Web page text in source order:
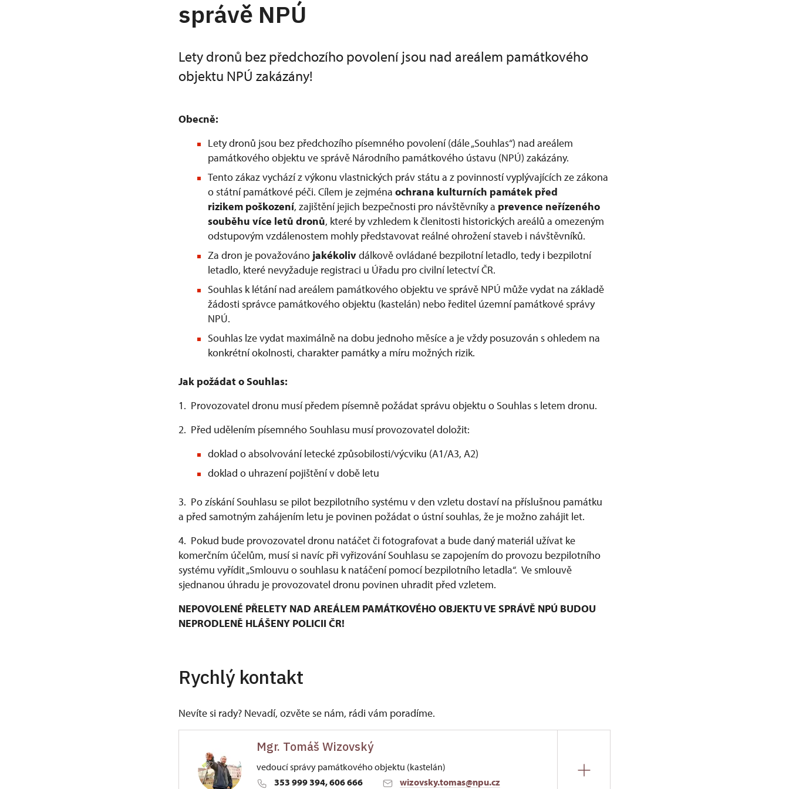
správě NPÚ
Lety dronů bez předchozího povolení jsou nad areálem památkového
objektu NPÚ zakázány!
Obecně:
Lety dronů jsou bez předchozího písemného povolení (dále „Souhlas“) nad areálem
památkového objektu ve správě Národního památkového ústavu (NPÚ) zakázány.
Tento zákaz vychází z výkonu vlastnických práv státu a z povinností vyplývajících ze zákona
o státní památkové péči. Cílem je zejména ochrana kulturních památek před
rizikem poškození, zajištění jejich bezpečnosti pro návštěvníky a prevence neřízeného
souběhu více letů dronů, které by vzhledem k členitosti historických areálů a omezeným
odstupovým vzdálenostem mohly představovat reálné ohrožení staveb i návštěvníků.
Za dron je považováno jakékolivdálkově ovládané bezpilotní letadlo, tedy i bezpilotní
letadlo, které nevyžaduje registraci u Úřadu pro civilní letectví ČR.
Souhlas k létání nad areálem památkového objektu ve správě NPÚ může vydat na základě
žádosti správce památkového objektu (kastelán) nebo ředitel územní památkové správy
NPÚ.
Souhlas lze vydat maximálně na dobu jednoho měsíce a je vždy posuzován s ohledem na
konkrétní okolnosti, charakter památky a míru možných rizik.
Jak požádat o Souhlas:
1. Provozovatel dronu musí předem písemně požádat správu objektu o Souhlas s letem dronu.
2. Před udělením písemného Souhlasu musí provozovatel doložit:
doklad o absolvování letecké způsobilosti/výcviku (A1/A3, A2)
doklad o uhrazení pojištění v době letu
3. Po získání Souhlasu se pilot bezpilotního systému v den vzletu dostaví na příslušnou památku
a před samotným zahájením letu je povinen požádat o ústní souhlas, že je možno zahájit let.
4. Pokud bude provozovatel dronu natáčet či fotografovat a bude daný materiál užívat ke
komerčním účelům, musí si navíc při vyřizování Souhlasu se zapojením do provozu bezpilotního
systému vyřídit „Smlouvu o souhlasu k natáčení pomocí bezpilotního letadla“. Ve smlouvě
sjednanou úhradu je provozovatel dronu povinen uhradit před vzletem.
NEPOVOLENÉ PŘELETY NAD AREÁLEM PAMÁTKOVÉHO OBJEKTU VE SPRÁVĚ NPÚ BUDOU
NEPRODLENĚ HLÁŠENY POLICII ČR!
Rychlý kontakt
Nevíte si rady? Nevadí, ozvěte se nám, rádi vám poradíme.
Mgr. Tomáš Wizovský
vedoucí správy památkového objektu (kastelán)
353 999 394, 606 666
wizovsky.tomas@npu.cz